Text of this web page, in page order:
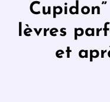
lèvres
et